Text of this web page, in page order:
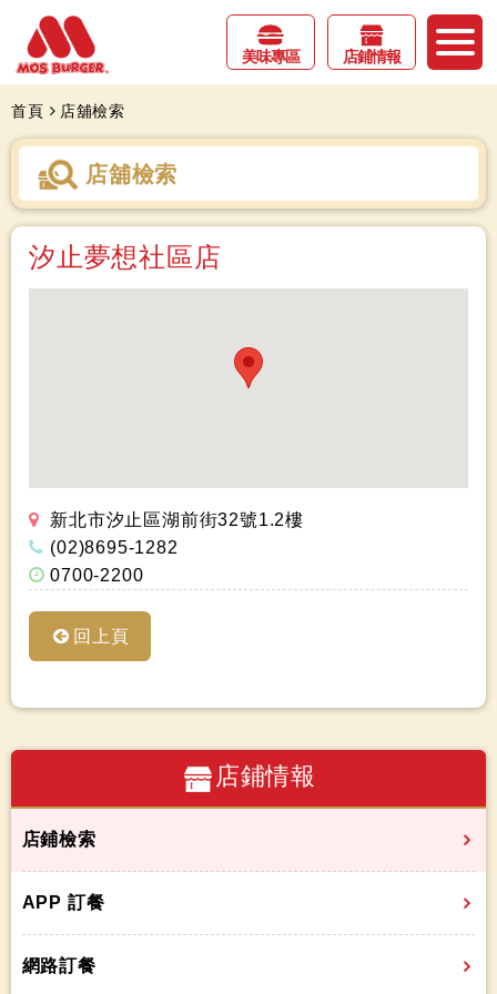
美味專區 店鋪情報
首頁 店舖檢索
店舖檢索
汐止夢想社區店
新北市汐止區湖前街32號1.2樓
(02)8695-1282
0700-2200
回上頁
店鋪情報
店鋪檢索
APP 訂餐
網路訂餐